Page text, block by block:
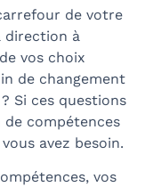
de votre
direction à
vos choix
de changement
Si ces questions
compétences
avez besoin.
vos